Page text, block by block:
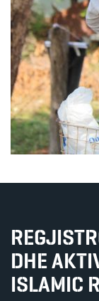
DHE
ISLAMIC